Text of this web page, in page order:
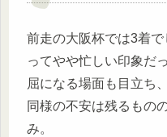
前走の大阪杯では3着
ってやや忙しい印象だ
屈になる場面も目立ち
同様の不安は残るもの
み。